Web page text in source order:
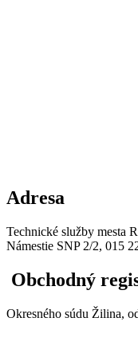
Adresa
Technické služby mesta
Námestie SNP 2/2, 015
Obchodný
Okresného súdu Žilina,